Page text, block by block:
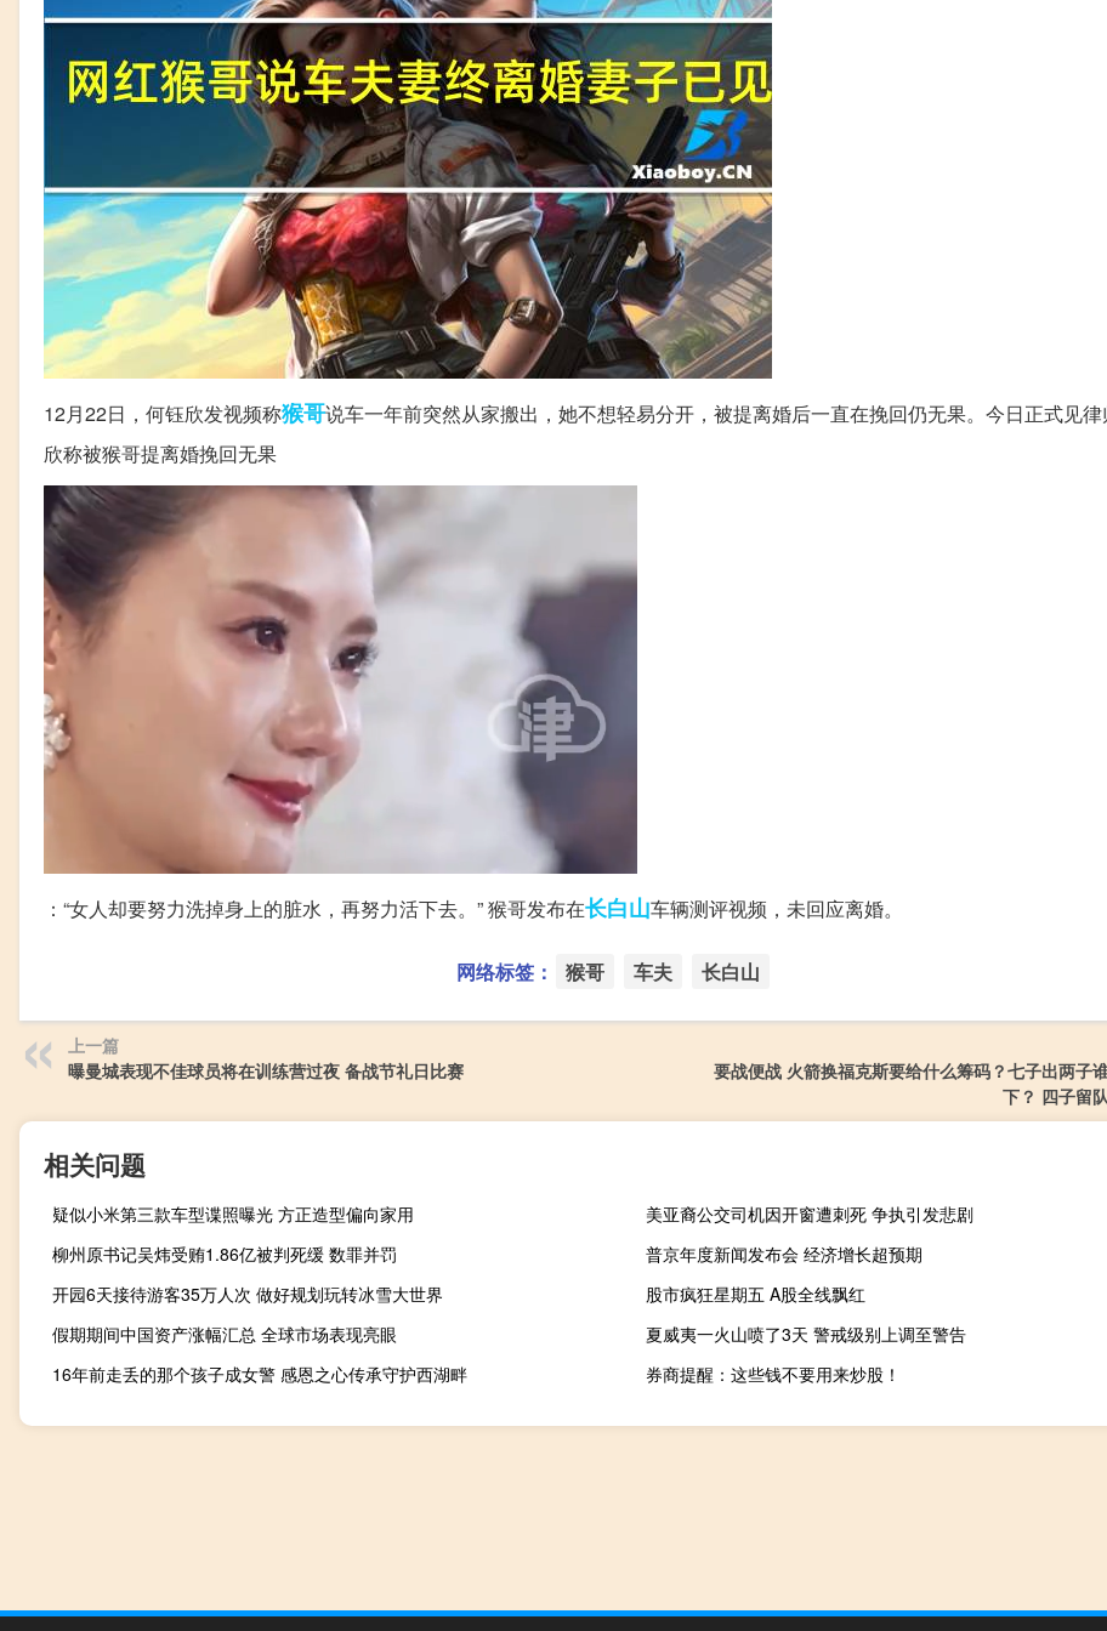
12月22日，何钰欣发视频称猴哥说车一年前突然从家搬出，她不想轻易分开，被提离婚后一直在挽回仍无果。今日正式见
欣称被猴哥提离婚挽回无果
：“女人却要努力洗掉身上的脏水，再努力活下去。” 猴哥发布在长白山车辆测评视频，未回应离婚。
网络标签： 猴哥 车夫 长白山
上一篇
曝曼城表现不佳球员将在训练营过夜 备战节礼日比赛
要战便战 火箭换福克斯要给什么筹码？七子出两子
下？ 四子留
相关问题
疑似小米第三款车型谍照曝光 方正造型偏向家用
美亚裔公交司机因开窗遭刺死 争执引发悲剧
柳州原书记吴炜受贿1.86亿被判死缓 数罪并罚
普京年度新闻发布会 经济增长超预期
开园6天接待游客35万人次 做好规划玩转冰雪大世界
股市疯狂星期五 A股全线飘红
假期期间中国资产涨幅汇总 全球市场表现亮眼
夏威夷一火山喷了3天 警戒级别上调至警告
16年前走丢的那个孩子成女警 感恩之心传承守护西湖畔
券商提醒：这些钱不要用来炒股！